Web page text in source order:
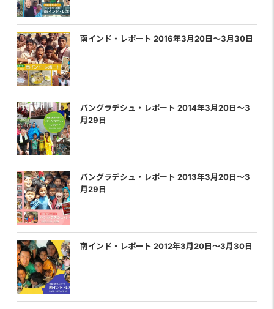
南インド・レポート 2016年3月20日〜3月30日
バングラデシュ・レポート 2014年3月20日〜3
月29日
バングラデシュ・レポート 2013年3月20日〜3
月29日
南インド・レポート 2012年3月20日〜3月30日